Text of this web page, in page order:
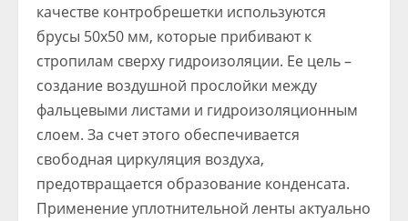
качестве контробрешетки используются
брусы 50х50 мм, которые прибивают к
стропилам сверху гидроизоляции. Ее цель –
создание воздушной прослойки между
фальцевыми листами и гидроизоляционным
слоем. За счет этого обеспечивается
свободная циркуляция воздуха,
предотвращается образование конденсата.
Применение уплотнительной ленты актуально